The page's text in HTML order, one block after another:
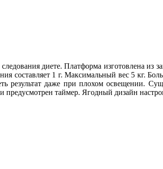
диете. Платформа изготовлена из
составляет 1 г. Максимальный вес 5 кг.
результат даже при плохом освещении.
предусмотрен таймер. Ягодный дизайн